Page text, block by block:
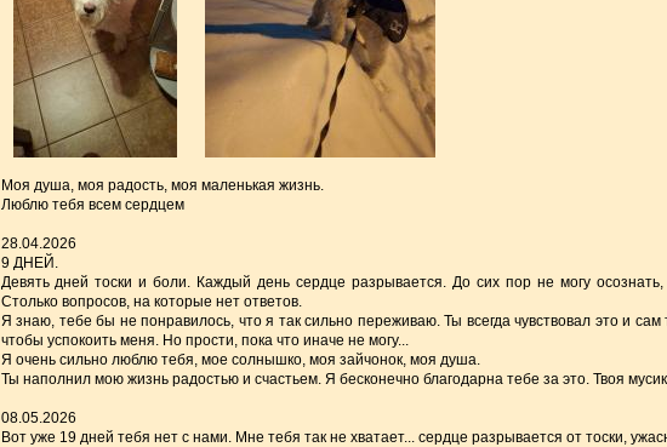
Моя душа, моя радость, моя маленькая жизнь.
Люблю тебя всем сердцем
28.04.2026
9 ДНЕЙ.
Девять дней тоски и боли. Каждый день сердце разрывается. До сих пор не могу
Столько вопросов, на которые нет ответов.
Я знаю, тебе бы не понравилось, что я так сильно переживаю. Ты всегда чувствовал это и сам
чтобы успокоить меня. Но прости, пока что иначе не могу...
Я очень сильно люблю тебя, мое солнышко, моя зайчонок, моя душа.
Ты наполнил мою жизнь радостью и счастьем. Я бесконечно благодарна тебе за это. Твоя
08.05.2026
Вот уже 19 дней тебя нет с нами. Мне тебя так не хватает... сердце разрывается от тоски,